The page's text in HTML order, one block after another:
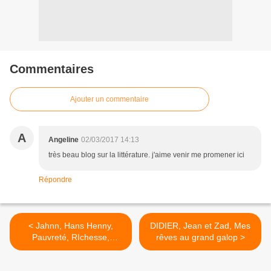
Commentaires
Ajouter un commentaire
A Angeline 02/03/2017 14:13
très beau blog sur la littérature. j'aime venir me promener ici
Répondre
< Jahnn, Hans Henny,
Pauvreté, RIchesse,
Homme et Bête
DIDIER, Jean et Zad, Mes
rêves au grand galop >